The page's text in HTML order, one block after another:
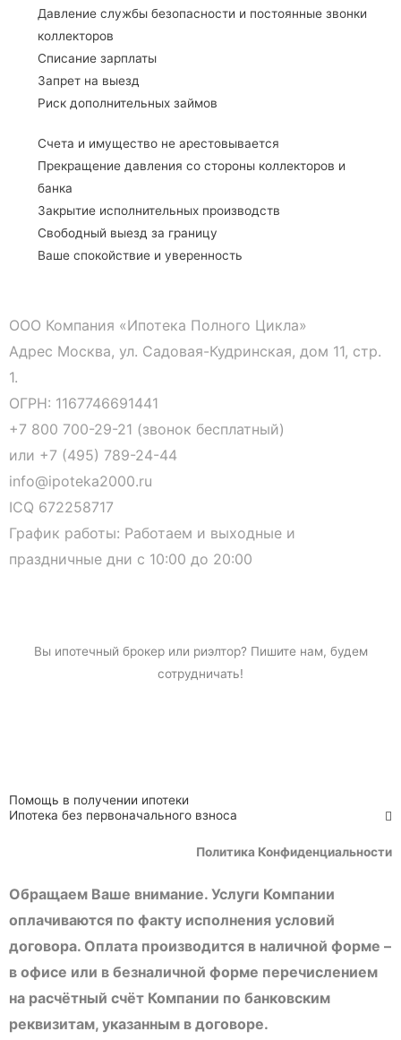
Давление службы безопасности и постоянные звонки
коллекторов
Списание зарплаты
Запрет на выезд
Риск дополнительных займов
Счета и имущество не арестовывается
Прекращение давления со стороны коллекторов и
банка
Закрытие исполнительных производств
Свободный выезд за границу
Ваше спокойствие и уверенность
ООО Компания «Ипотека Полного Цикла»
Адрес Москва, ул. Садовая-Кудринская, дом 11, стр.
1.
ОГРН: 1167746691441
+7 800 700-29-21 (звонок бесплатный)
или +7 (495) 789-24-44
info@ipoteka2000.ru
ICQ 672258717
График работы: Работаем и выходные и
праздничные дни с 10:00 до 20:00
Вы ипотечный брокерили риэлтор? Пишите нам, будем
сотрудничать!
Помощь в получении ипотеки
Ипотека без первоначального взноса
Политика Конфиденциальности
Обращаем Ваше внимание. Услуги Компании
оплачиваются по факту исполнения условий
договора. Оплата производится в наличной форме –
в офисе или в безналичной форме перечислением
на расчётный счёт Компании по банковским
реквизитам, указанным в договоре.